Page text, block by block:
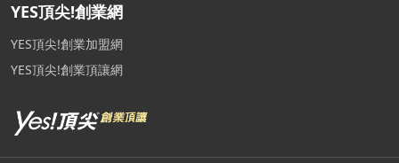
YES頂尖!創業網
YES頂尖!創業加盟網
YES頂尖!創業頂讓網